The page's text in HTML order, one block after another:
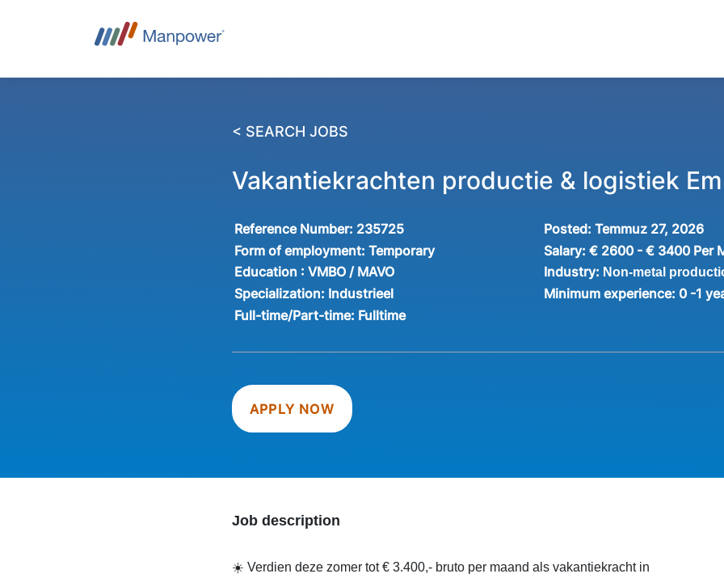
< SEARCH JOBS
Vakantiekrachten productie & logistiek
Reference Number: 235725 Posted: Temmuz 27, 2026
Form of employment:Temporary Salary: € 2600 - € 3400 Per
Education : VMBO / MAVO Industry: Non-metal
Specialization: Industrieel Minimum experience: 0 -1
Full-time/Part-time: Fulltime
APPLY NOW
Job description
☀️ Verdien deze zomer tot € 3.400,- bruto per maand als vakantiekracht in